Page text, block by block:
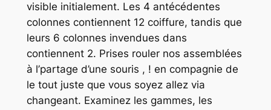
visible initialement. Les 4 antécédentes
colonnes contiennent 12 coiffure, tandis que
leurs 6 colonnes invendues dans
contiennent 2. Prises rouler nos assemblées
à l’partage d’une souris , ! en compagnie de
le tout juste que vous soyez allez via
changeant. Examinez les gammes, les